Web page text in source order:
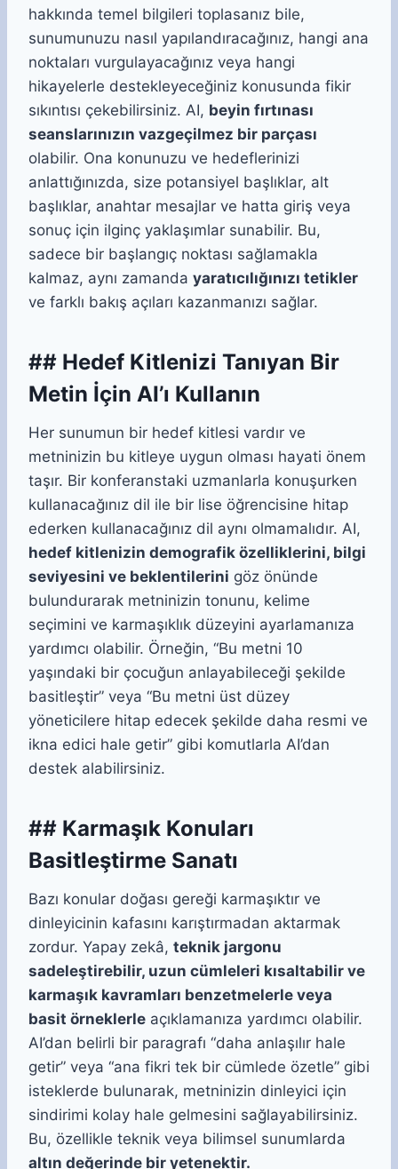
hakkında temel bilgileri toplasanız bile,
sunumunuzu nasıl yapılandıracağınız, hangi ana
noktaları vurgulayacağınız veya hangi
hikayelerle destekleyeceğiniz konusunda fikir
sıkıntısı çekebilirsiniz. AI, beyin fırtınası
seanslarınızın vazgeçilmez bir parçası
olabilir. Ona konunuzu ve hedeflerinizi
anlattığınızda, size potansiyel başlıklar, alt
başlıklar, anahtar mesajlar ve hatta giriş veya
sonuç için ilginç yaklaşımlar sunabilir. Bu,
sadece bir başlangıç noktası sağlamakla
kalmaz, aynı zamanda yaratıcılığınızı tetikler
ve farklı bakış açıları kazanmanızı sağlar.
## Hedef Kitlenizi Tanıyan Bir
Metin İçin AI’ı Kullanın
Her sunumun bir hedef kitlesi vardır ve
metninizin bu kitleye uygun olması hayati önem
taşır. Bir konferanstaki uzmanlarla konuşurken
kullanacağınız dil ile bir lise öğrencisine hitap
ederken kullanacağınız dil aynı olmamalıdır. AI,
hedef kitlenizin demografik özelliklerini, bilgi
seviyesini ve beklentilerini göz önünde
bulundurarak metninizin tonunu, kelime
seçimini ve karmaşıklık düzeyini ayarlamanıza
yardımcı olabilir. Örneğin, “Bu metni 10
yaşındaki bir çocuğun anlayabileceği şekilde
basitleştir” veya “Bu metni üst düzey
yöneticilere hitap edecek şekilde daha resmi ve
ikna edici hale getir” gibi komutlarla AI’dan
destek alabilirsiniz.
## Karmaşık Konuları
Basitleştirme Sanatı
Bazı konular doğası gereği karmaşıktır ve
dinleyicinin kafasını karıştırmadan aktarmak
zordur. Yapay zekâ, teknik jargonu
sadeleştirebilir, uzun cümleleri kısaltabilir ve
karmaşık kavramları benzetmelerle veya
basit örneklerle açıklamanıza yardımcı olabilir.
AI’dan belirli bir paragrafı “daha anlaşılır hale
getir” veya “ana fikri tek bir cümlede özetle” gibi
isteklerde bulunarak, metninizin dinleyici için
sindirimi kolay hale gelmesini sağlayabilirsiniz.
Bu, özellikle teknik veya bilimsel sunumlarda
altın değerinde bir yetenektir.